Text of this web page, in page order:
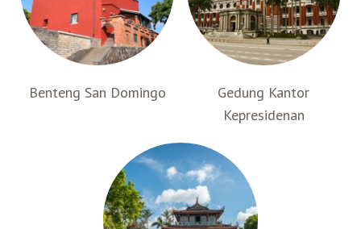
Benteng San Domingo
Gedung Kantor
Kepresidenan